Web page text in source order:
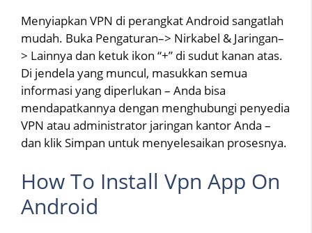
Menyiapkan VPN di perangkat Android sangatlah
mudah. Buka Pengaturan–> Nirkabel & Jaringan–
> Lainnya dan ketuk ikon “+” di sudut kanan atas.
Di jendela yang muncul, masukkan semua
informasi yang diperlukan – Anda bisa
mendapatkannya dengan menghubungi penyedia
VPN atau administrator jaringan kantor Anda –
dan klik Simpan untuk menyelesaikan prosesnya.
How To Install Vpn App On
Android